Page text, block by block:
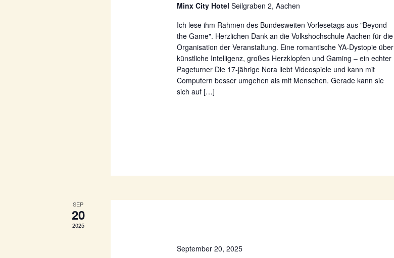
Minx City HotelSeilgraben 2, Aachen
Ich lese ihm Rahmen des Bundesweiten Vorlesetags aus "Beyond
the Game". Herzlichen Dank an die Volkshochschule Aachen für die
Organisation der Veranstaltung. Eine romantische YA-Dystopie über
künstliche Intelligenz, großes Herzklopfen und Gaming – ein echter
Pageturner Die 17-jährige Nora liebt Videospiele und kann mit
Computern besser umgehen als mit Menschen. Gerade kann sie
sich auf […]
SEP
20
2025
September 20, 2025